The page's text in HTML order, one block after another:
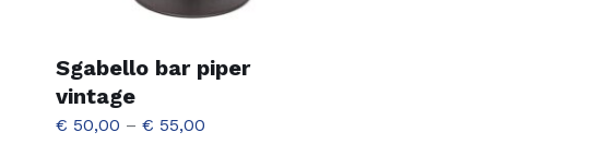
Sgabello bar piper
vintage
€ 50,00 – € 55,00